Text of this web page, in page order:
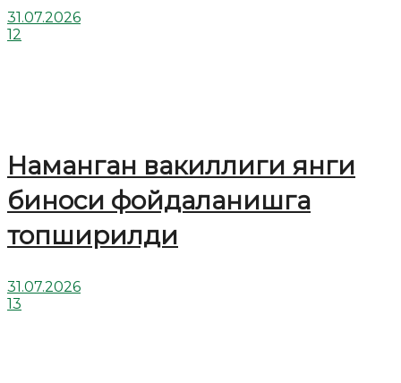
31.07.2026
12
Наманган вакиллиги янги
биноси фойдаланишга
топширилди
31.07.2026
13